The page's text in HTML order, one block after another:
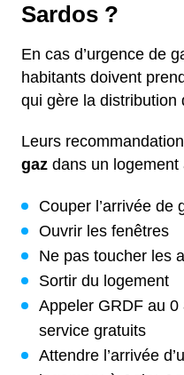
Sardos ?
En cas d’urgence de
habitants doivent
qui gère la distribution
Leurs
gaz dans un
Couper l’arrivée de
Ouvrir les fenêtres
Ne pas toucher les
Sortir du logement
Appeler GRDF au
service gratuits
Attendre l’arrivée